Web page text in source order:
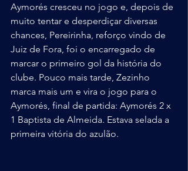
Aymorés cresceu no jogo e, depois de
muito tentar e desperdiçar diversas
chances, Pereirinha, reforço vindo de
Juiz de Fora, foi o encarregado de
marcar o primeiro gol da história do
clube. Pouco mais tarde, Zezinho
marca mais um e vira o jogo para o
Aymorés, final de partida: Aymorés 2 x
1 Baptista de Almeida. Estava selada a
primeira vitória do azulão.